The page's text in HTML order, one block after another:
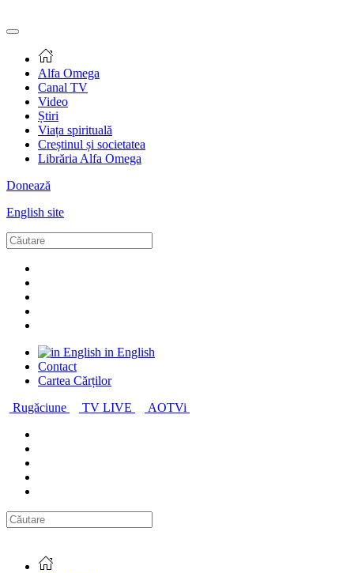
Alfa Omega
Canal TV
Video
Știri
Viața spirituală
Creștinul și societatea
Librăria Alfa Omega
Donează
English site
in English
Contact
Cartea Cărților
Rugăciune
TV LIVE AOTVi